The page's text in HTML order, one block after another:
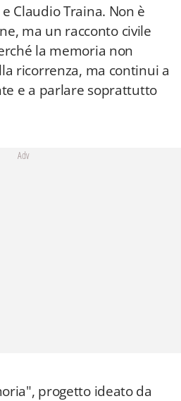
Claudio Traina. Non è
ma un racconto civile
la memoria non
ricorrenza, ma continui a
e a parlare soprattutto
Adv
progetto ideato da